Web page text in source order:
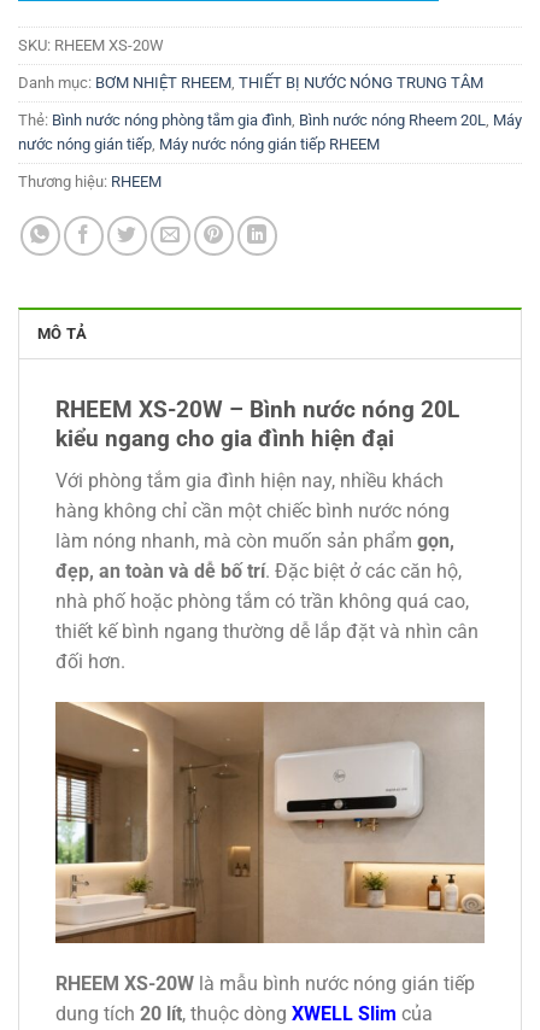
SKU: RHEEM XS-20W
Danh mục: BƠM NHIỆT RHEEM, THIẾT BỊ NƯỚC NÓNG TRUNG TÂM
Thẻ: Bình nước nóng phòng tắm gia đình, Bình nước nóng Rheem 20L, Máy
nước nóng gián tiếp, Máy nước nóng gián tiếp RHEEM
Thương hiệu: RHEEM
MÔ TẢ
RHEEM XS-20W – Bình nước nóng 20L
kiểu ngang cho gia đình hiện đại
Với phòng tắm gia đình hiện nay, nhiều khách
hàng không chỉ cần một chiếc bình nước nóng
làm nóng nhanh, mà còn muốn sản phẩm gọn,
đẹp, an toàn và dễ bố trí. Đặc biệt ở các căn hộ,
nhà phố hoặc phòng tắm có trần không quá cao,
thiết kế bình ngang thường dễ lắp đặt và nhìn cân
đối hơn.
RHEEM XS-20W là mẫu bình nước nóng gián tiếp
dung tích 20 lít, thuộc dòng XWELL Slim của